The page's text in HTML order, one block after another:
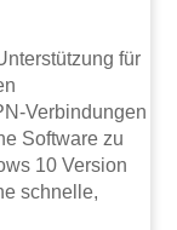
für
Verbindungen
Software zu
10 Version
schnelle,